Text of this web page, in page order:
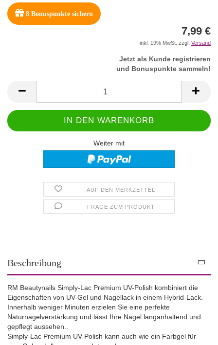
8 Bonuspunkte sichern
7,99 €
inkl. 19% MwSt. zzgl. Versand
Jetzt als Kunde registrieren
und Bonuspunkte sammeln!
Weiter mit
AUF DEN MERKZETTEL
FRAGE ZUM PRODUKT
Beschreibung
RM Beautynails Simply-Lac Premium UV-Polish kombiniert die
Eigenschaften von UV-Gel und Nagellack in einem Hybrid-Lack.
Innerhalb weniger Minuten erzielen Sie eine perfekte
Naturnagelverstärkung und lässt Ihre Nägel langanhaltend und
gepflegt aussehen..
Simply-Lac Premium UV-Polish kann auch wie ein Farbgel für